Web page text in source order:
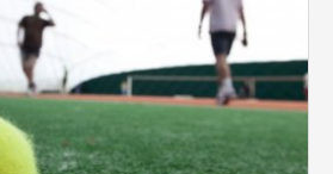
nedokáže zařadit.
tato kategorie
všechny cookies byly
z kategorií